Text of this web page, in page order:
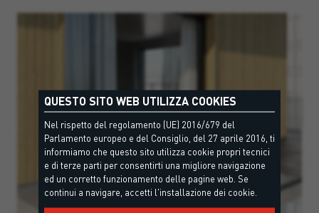
QUESTO SITO WEB UTILIZZA COOKIES
Nel rispetto del regolamento (UE) 2016/679 del
Parlamento europeo e del Consiglio, del 27 aprile 2016, ti
informiamo che questo sito utilizza cookie propri tecnici
e di terze parti per consentirti una migliore navigazione
ed un corretto funzionamento delle pagine web. Se
continui a navigare, accetti l'installazione dei cookie.